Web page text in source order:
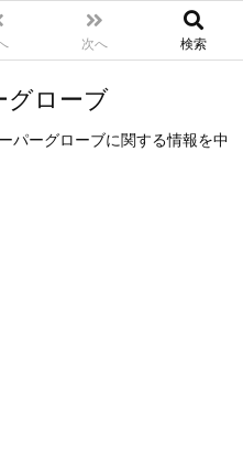
次へ 検索
グローブ
パーグローブに関する情報を中